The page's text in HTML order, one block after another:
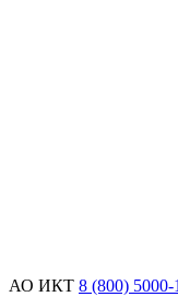
АО ИКТ 8 (800) 5000-